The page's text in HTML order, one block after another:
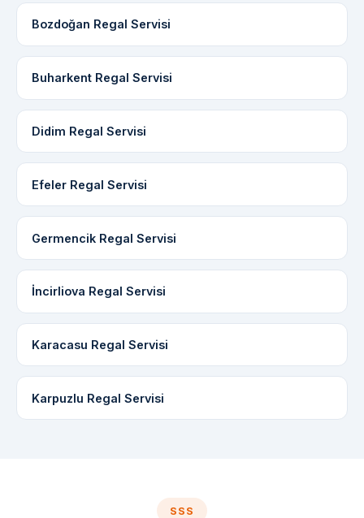
Bozdoğan Regal Servisi
Buharkent Regal Servisi
Didim Regal Servisi
Efeler Regal Servisi
Germencik Regal Servisi
İncirliova Regal Servisi
Karacasu Regal Servisi
Karpuzlu Regal Servisi
SSS